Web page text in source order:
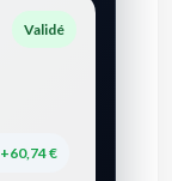
Validé
+60,74 €